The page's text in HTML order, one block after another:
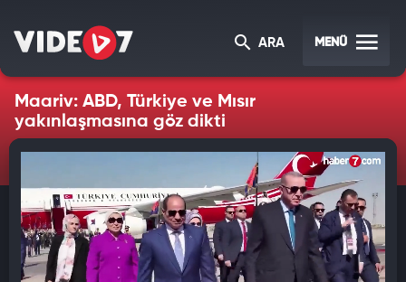
ARA MENÜ
Maariv: ABD, Türkiye ve Mısır
yakınlaşmasına göz dikti